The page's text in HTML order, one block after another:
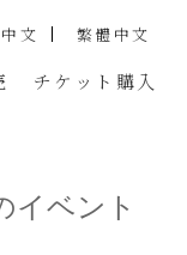
チケット 購入
文 繁體中文
イベント